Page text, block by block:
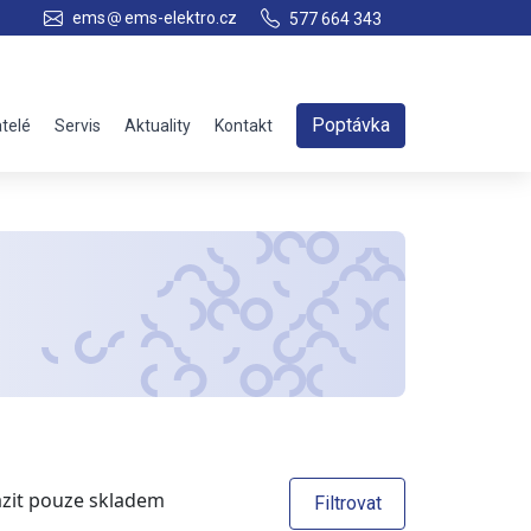
ems ems-elektro.cz 577 664 343
Servis Aktuality Kontakt Poptávka
pouze skladem Filtrovat